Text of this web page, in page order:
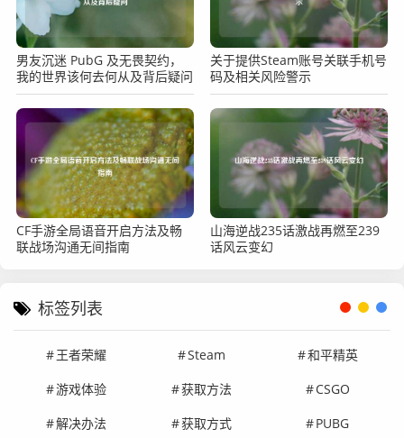
男友沉迷 PubG 及无畏契约，
我的世界该何去何从及背后疑问
关于提供Steam账号关联手机号
码及相关风险警示
CF手游全局语音开启方法及畅
联战场沟通无间指南
山海逆战235话激战再燃至239
话风云变幻
标签列表
王者荣耀 Steam
和平精英
游戏体验
获取方法
CSGO
解决办法
获取方式 PUBG